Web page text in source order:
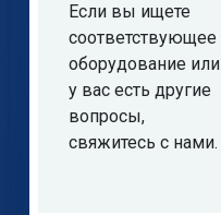
Если вы ищете
соответствующее
оборудование или
у вас есть другие
вопросы,
свяжитесь с нами.